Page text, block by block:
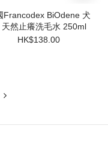
Francodex BiOdene 犬
天然止癢洗毛水 250ml
HK$138.00